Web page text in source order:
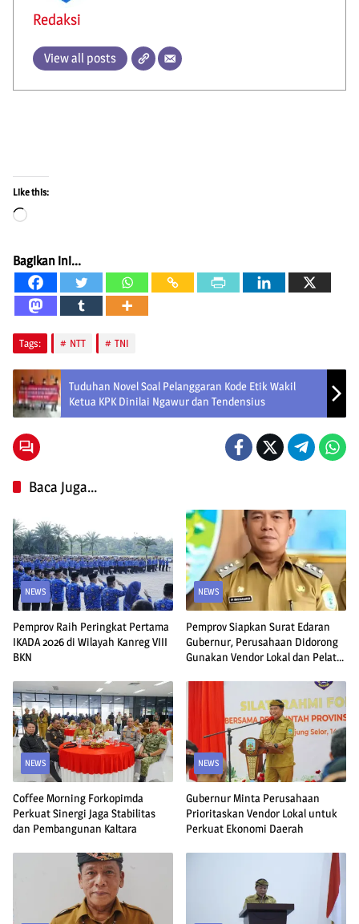
Redaksi
View all posts
Like this:
Loading…
Bagikan ini...
Tags: NTT TNI
Tuduhan Novel Soal Pelanggaran Kode Etik Wakil
Ketua KPK Dinilai Ngawur dan Tendensius
Baca Juga...
NEWS
Pemprov Raih Peringkat Pertama
IKADA 2026 di Wilayah Kanreg VIII
BKN
NEWS
Pemprov Siapkan Surat Edaran
Gubernur, Perusahaan Didorong
Gunakan Vendor Lokal dan Pelat
NEWS
Coffee Morning Forkopimda
Perkuat Sinergi Jaga Stabilitas
dan Pembangunan Kaltara
NEWS
Gubernur Minta Perusahaan
Prioritaskan Vendor Lokal untuk
Perkuat Ekonomi Daerah